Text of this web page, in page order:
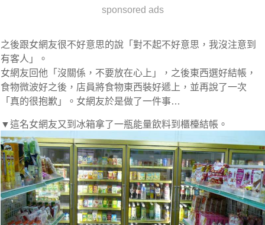
sponsored ads
之後跟女網友很不好意思的說「對不起不好意思，我沒注意到
有客人」。
女網友回他「沒關係，不要放在心上」，之後東西選好結帳，
食物微波好之後，店員將食物東西裝好遞上，並再說了一次
「真的很抱歉」。女網友於是做了一件事…
▼這名女網友又到冰箱拿了一瓶能量飲料到櫃檯結帳。